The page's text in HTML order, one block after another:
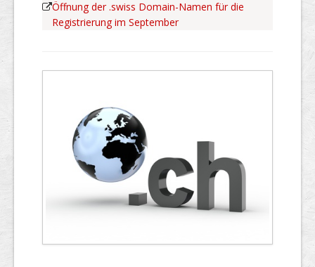
Öffnung der .swiss Domain-Namen für die
Registrierung im September